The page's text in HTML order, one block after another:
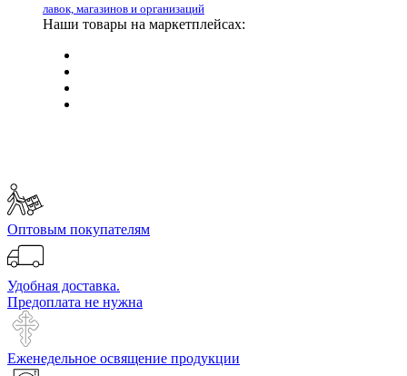
лавок, магазинов и организаций
Наши товары на маркетплейсах:
Оптовым покупателям
Удобная доставка.
Предоплата не нужна
Еженедельное освящение продукции